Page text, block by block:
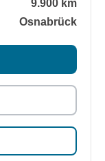
9.900 km
Osnabrück